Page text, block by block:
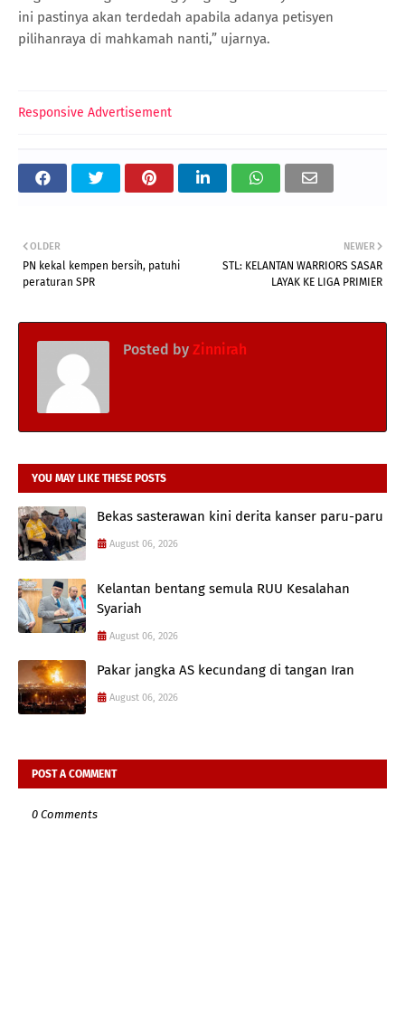
ini pastinya akan terdedah apabila adanya petisyen
pilihanraya di mahkamah nanti,” ujarnya.
Responsive Advertisement
NEWER
STL: KELANTAN WARRIORS SASAR
LAYAK KE LIGA PRIMIER
OLDER
PN kekal kempen bersih, patuhi
peraturan SPR
Posted by Zinnirah
YOU MAY LIKE THESE POSTS
Bekas sasterawan kini derita kanser paru-paru
August 06, 2026
Kelantan bentang semula RUU Kesalahan
Syariah
August 06, 2026
Pakar jangka AS kecundang di tangan Iran
August 06, 2026
POST A COMMENT
0 Comments